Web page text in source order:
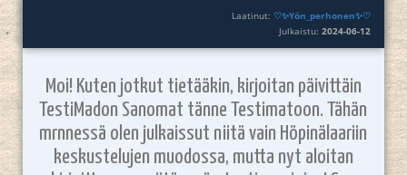
Laatinut: ♡✨️Yön_perhonen✨♡
Julkaistu:2024-06-12
Moi! Kuten jotkut tietääkin, kirjoitan päivittäin
TestiMadon Sanomat tänne Testimatoon. Tähän
mrnnessä olen julkaissut niitä vain Höpinälaariin
keskustelujen muodossa, mutta nyt aloitan